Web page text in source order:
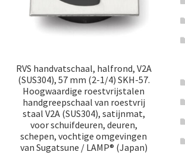
RVS handvatschaal, halfrond, V2A
(SUS304), 57 mm (2-1/4) SKH-57.
Hoogwaardige roestvrijstalen
handgreepschaal van roestvrij
staal V2A (SUS304), satijnmat,
voor schuifdeuren, deuren,
schepen, vochtige omgevingen
van Sugatsune / LAMP® (Japan)